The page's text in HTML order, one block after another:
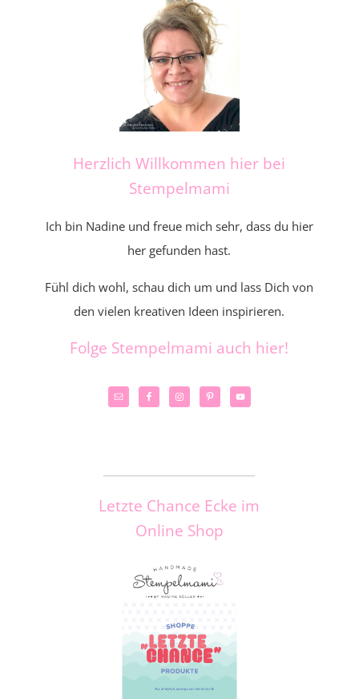
Herzlich Willkommen hier bei
Stempelmami
Ich bin Nadine und freue mich sehr, dass du hier
her gefunden hast.
Fühl dich wohl, schau dich um und lass Dich von
den vielen kreativen Ideen inspirieren.
Folge Stempelmami auch hier!
Letzte Chance Ecke im
Online Shop